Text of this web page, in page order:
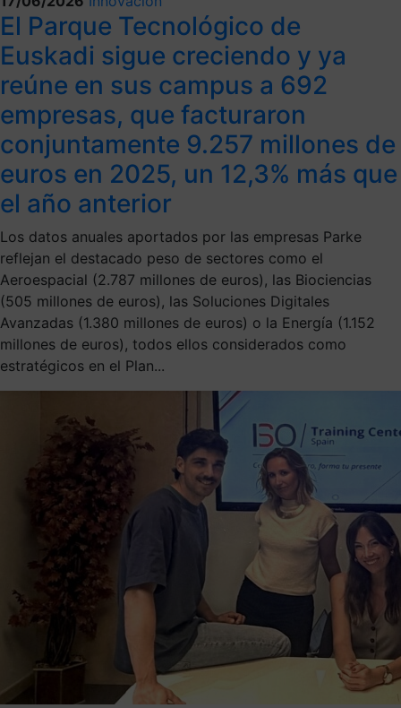
El Parque Tecnológico de
Euskadi sigue creciendo y ya
reúne en sus campus a 692
empresas, que facturaron
conjuntamente 9.257 millones de
euros en 2025, un 12,3% más que
el año anterior
Los datos anuales aportados por las empresas Parke
reflejan el destacado peso de sectores como el
Aeroespacial (2.787 millones de euros), las Biociencias
(505 millones de euros), las Soluciones Digitales
Avanzadas (1.380 millones de euros) o la Energía (1.152
millones de euros), todos ellos considerados como
estratégicos en el Plan...